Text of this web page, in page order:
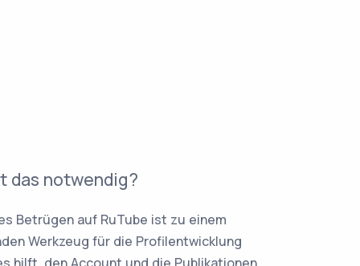
das notwendig?
Betrügen auf RuTube ist zu einem
Werkzeug für die Profilentwicklung